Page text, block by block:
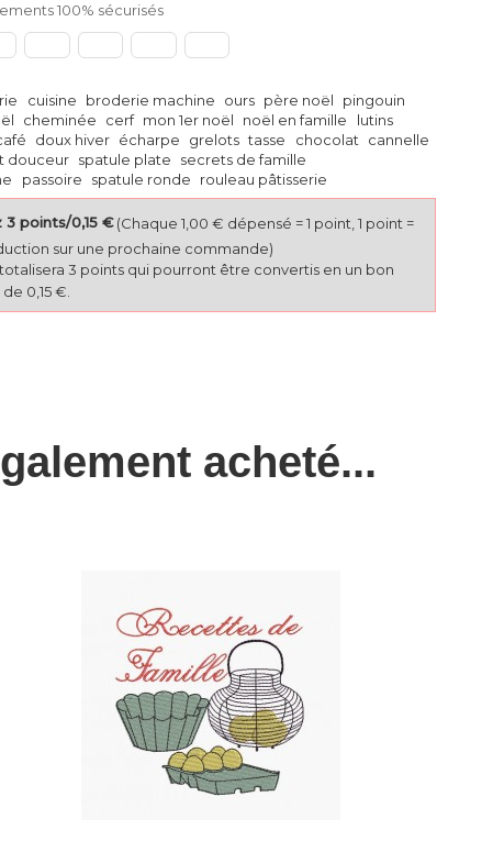
100% sécurisés
cuisine broderie machine ours père noël
pingouin
cheminée cerf mon 1er noël noël en famille
lutins
doux hiver écharpe grelots tasse chocolat
cannelle
douceur spatule plate
secrets de famille
passoire spatule ronde rouleau pâtisserie
3 points/0,15 € (Chaque 1,00 € dépensé = 1 point, 1 point =
sur une prochaine commande)
3 points qui pourront être convertis en un bon
0,15 €.
acheté...